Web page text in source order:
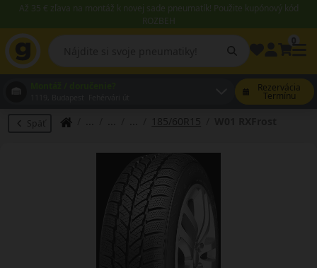
Až 35 € zľava na montáž k novej sade pneumatík! Použite kupónový kód
ROZBEH
Rezervácia
Termínu
Späť 185/60R15